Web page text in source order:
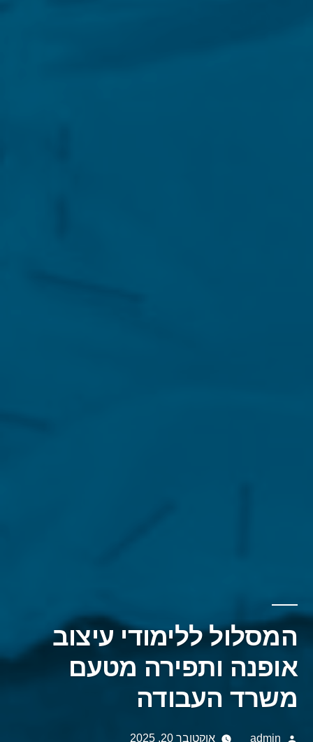
המסלול ללימודי עיצוב
אופנה ותפירה מטעם
משרד העבודה
Posted
admin אוקטובר 20, 2025